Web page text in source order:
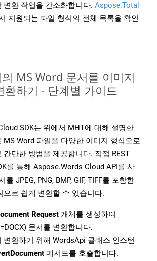
변환 작업을 간소화합니다. Aspose.Total
지원되는 파일 형식의 전체 목록을 확인
MS Word 문서를 이미지
환하기 - 단계별 가이드
SDK는 위에서 MHT에 대해 설명한
MS Word 파일을 다양한 이미지 형식으로
간단한 방법을 제공합니다. 직접 REST
를 통해 Aspose.Words Cloud API를 사
를 JPEG, PNG, BMP, GIF, TIFF를 포함한
으로 쉽게 변환할 수 있습니다.
Request 개체를 생성하여
문서를 변환합니다.
변환하기 위해 WordsApi 클래스 인스턴
메서드를 호출합니다.